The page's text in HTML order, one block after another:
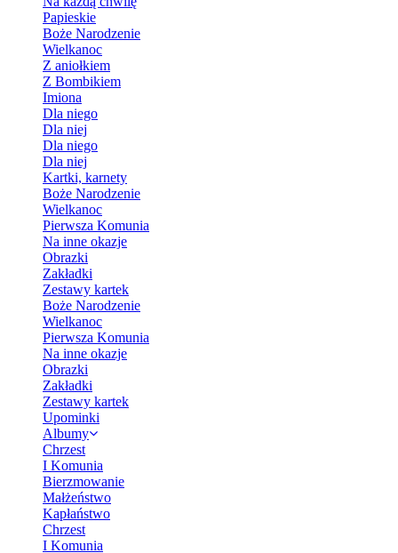
Papieskie
Boże Narodzenie
Wielkanoc
Z aniołkiem
Z Bombikiem
Imiona
Dla niego
Dla niej
Dla niego
Dla niej
Kartki, karnety
Boże Narodzenie
Wielkanoc
Pierwsza Komunia
Na inne okazje
Obrazki
Zakładki
Zestawy kartek
Boże Narodzenie
Wielkanoc
Pierwsza Komunia
Na inne okazje
Obrazki
Zakładki
Zestawy kartek
Upominki
Albumy
Chrzest
I Komunia
Bierzmowanie
Małżeństwo
Kapłaństwo
Chrzest
I Komunia